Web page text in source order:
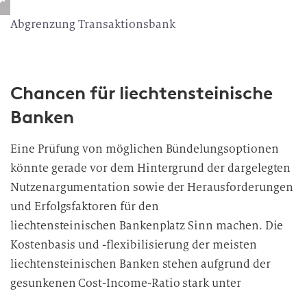
Abgrenzung Transaktionsbank
Chancen für liechtensteinische
Banken
Eine Prüfung von möglichen Bündelungsoptionen
könnte gerade vor dem Hintergrund der dargelegten
Nutzenargumentation sowie der Herausforderungen
und Erfolgsfaktoren für den
liechtensteinischen Bankenplatz Sinn machen. Die
Kostenbasis und -flexibilisierung der meisten
liechtensteinischen Banken stehen aufgrund der
gesunkenen Cost-Income-Ratio stark unter